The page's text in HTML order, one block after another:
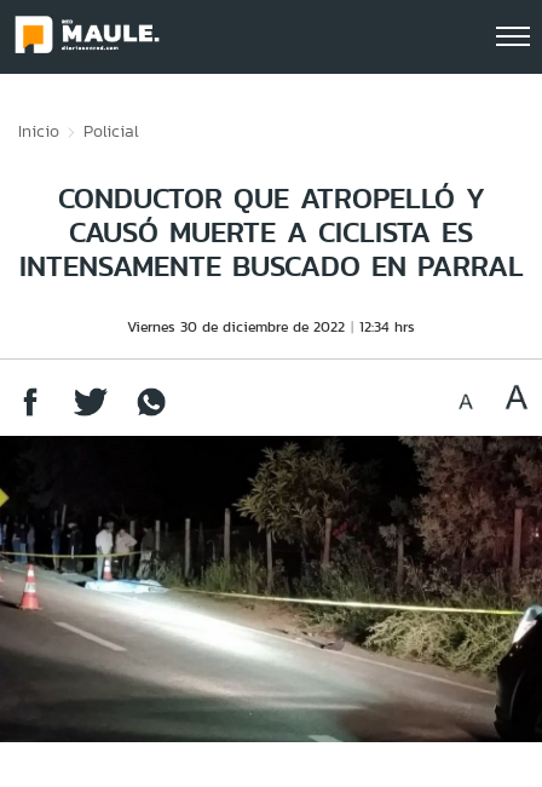
Inicio Policial
CONDUCTOR QUE ATROPELLÓ Y
CAUSÓ MUERTE A CICLISTA ES
INTENSAMENTE BUSCADO EN PARRAL
Viernes 30 de diciembre de 2022 12:34 hrs